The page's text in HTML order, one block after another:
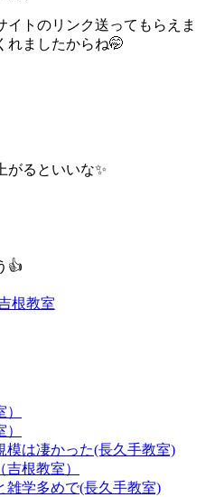
イトのリンク送ってもらえま
れましたからね🤭
がるといいな✨
👍
根教室
模は凄かった(長久手教室)
根教室）
雑学多めで(長久手教室)